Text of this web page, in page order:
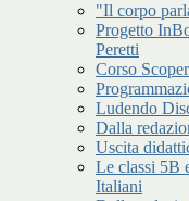
"Il corpo
Progetto
Peretti
Corso
Ludendo
Dalla
Uscita
Le classi 5B
Italiani